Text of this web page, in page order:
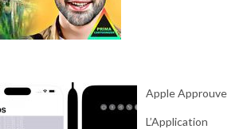
Apple Approuve
L’Application